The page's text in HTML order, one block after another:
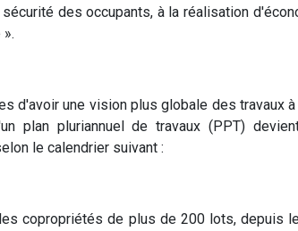
des occupants, à la réalisation
d'avoir une vision plus globale des travaux
plan pluriannuel de travaux (PPT)
le calendrier suivant :
copropriétés de plus de 200 lots, depuis